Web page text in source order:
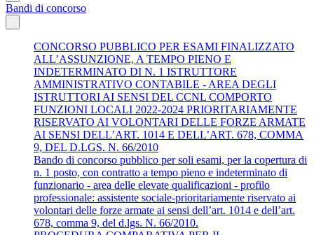
Bandi di concorso
CONCORSO PUBBLICO PER ESAMI FINALIZZATO
ALL’ASSUNZIONE, A TEMPO PIENO E
INDETERMINATO DI N. 1 ISTRUTTORE
AMMINISTRATIVO CONTABILE - AREA DEGLI
ISTRUTTORI AI SENSI DEL CCNL COMPORTO
FUNZIONI LOCALI 2022-2024 PRIORITARIAMENTE
RISERVATO AI VOLONTARI DELLE FORZE ARMATE
AI SENSI DELL’ART. 1014 E DELL’ART. 678, COMMA
9, DEL D.LGS. N. 66/2010
Bando di concorso pubblico per soli esami, per la copertura di
n. 1 posto, con contratto a tempo pieno e indeterminato di
funzionario - area delle elevate qualificazioni - profilo
professionale: assistente sociale-prioritariamente riservato ai
volontari delle forze armate ai sensi dell’art. 1014 e dell’art.
678, comma 9, del d.lgs. N. 66/2010.